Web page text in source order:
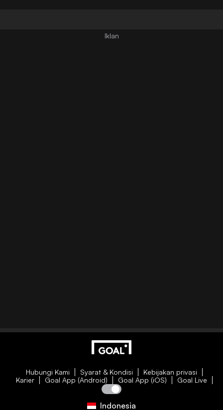
Hubungi Kami Syarat & Kondisi
Kebijakan privasi
Karier
Goal App (Android) Goal App (iOS) Goal Live
Indonesia